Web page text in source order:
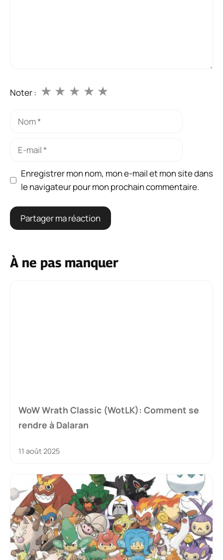
Noter : ★
★
★
★
★
Nom
Enregistrer mon nom, mon e-mail et mon site dans
le navigateur pour mon prochain commentaire.
À ne pas manquer
WoW Wrath Classic (WotLK): Comment se
rendre à Dalaran
11 août 2025